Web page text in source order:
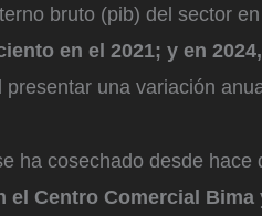
bruto (pib) del sector
en el 2021; y en 2024,
presentar una variación
ha cosechado desde
el Centro Comercial